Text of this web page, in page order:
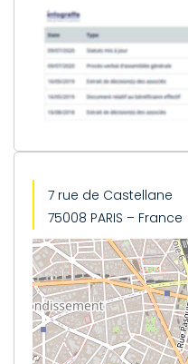
7 rue de Castellane
75008 PARIS – France